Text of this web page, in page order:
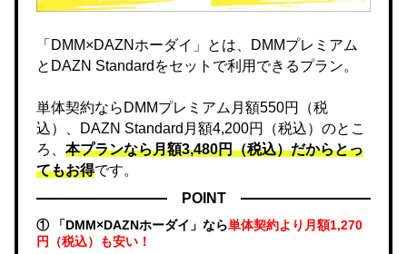
「DMM×DAZNホーダイ」とは、DMMプレミアム
とDAZN Standardをセットで利用できるプラン。
単体契約ならDMMプレミアム月額550円（税
込）、DAZN Standard月額4,200円（税込）のとこ
ろ、 本プランなら月額3,480円（税込）だからとっ
てもお得です。
POINT
① 「DMM×DAZNホーダイ」なら単体契約より月額1,270
円（税込）も安い！